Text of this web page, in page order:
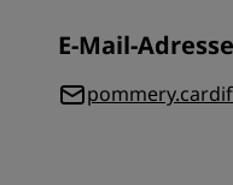
E-Mail-Adresse